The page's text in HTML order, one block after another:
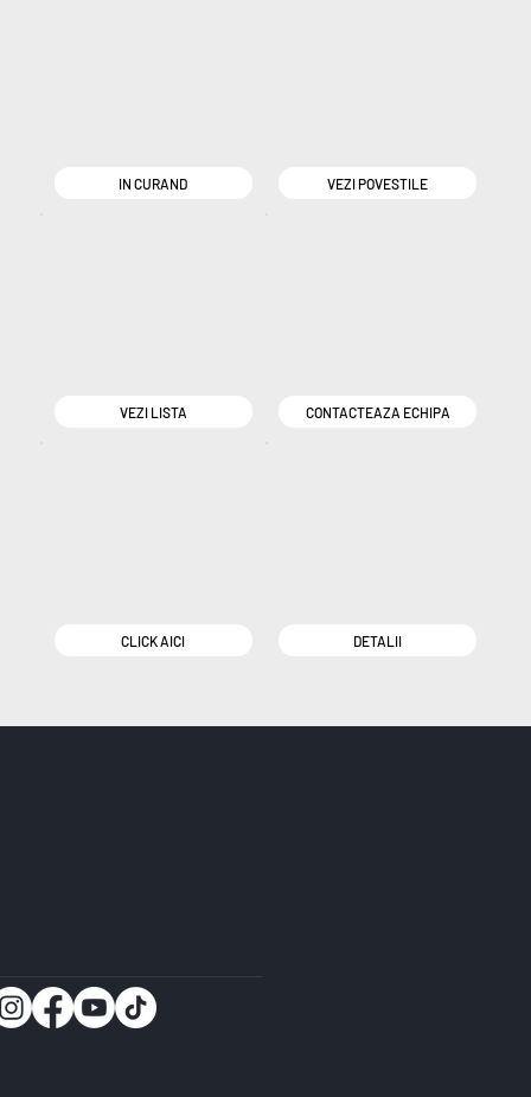
IN CURAND VEZI POVESTILE
VEZI LISTA CONTACTEAZA ECHIPA
CLICK AICI DETALII